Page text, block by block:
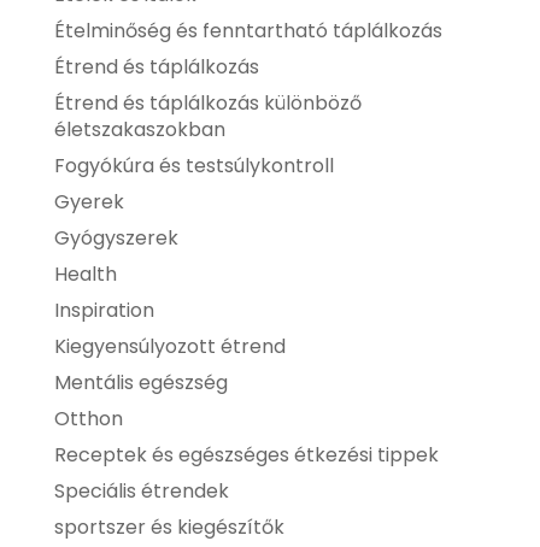
Ételminőség és fenntartható táplálkozás
Étrend és táplálkozás
Étrend és táplálkozás különböző
életszakaszokban
Fogyókúra és testsúlykontroll
Gyerek
Gyógyszerek
Health
Inspiration
Kiegyensúlyozott étrend
Mentális egészség
Otthon
Receptek és egészséges étkezési tippek
Speciális étrendek
sportszer és kiegészítők